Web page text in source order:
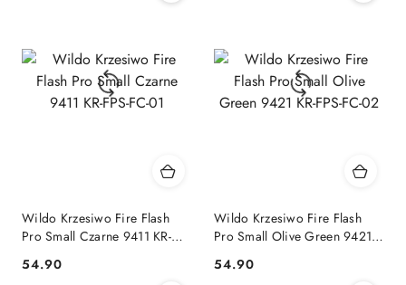
Wildo Krzesiwo Fire Flash
Pro Small Czarne 9411 KR-
Cena:
54.90
Wildo Krzesiwo Fire Flash
Pro Small Olive Green 9421
Cena:
54.90